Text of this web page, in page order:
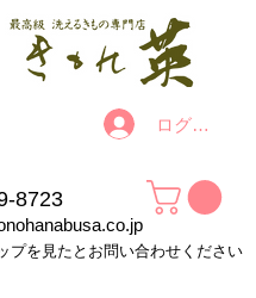
ログイン
8723
プを見たとお問い合わせください